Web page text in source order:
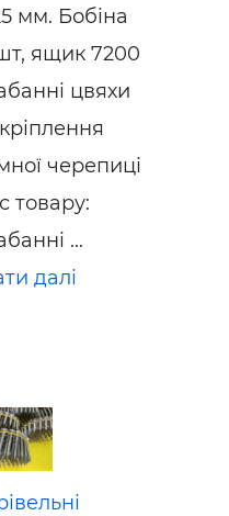
мм. Бобіна
ящик 7200
цвяхи
черепиці
товару:
...
далі